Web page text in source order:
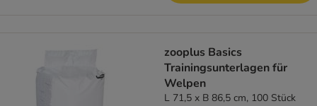
zooplus Basics
Trainingsunterlagen für
Welpen
L 71,5 x B 86,5 cm, 100 Stück